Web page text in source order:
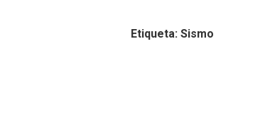
Etiqueta: Sismo